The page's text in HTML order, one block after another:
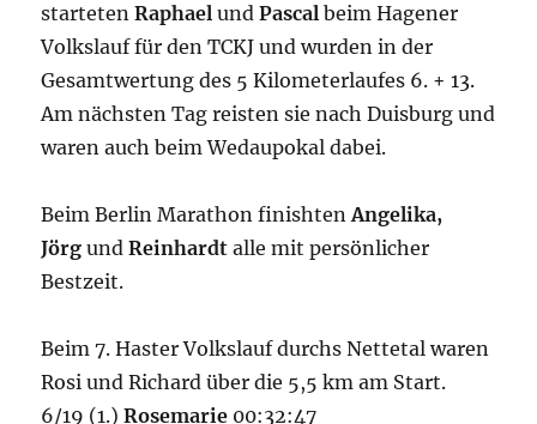
startetenRaphaelund Pascal beim Hagener
Volkslauf für den TCKJ und wurden in der
Gesamtwertung des 5 Kilometerlaufes 6. + 13.
Am nächsten Tag reisten sie nach Duisburg und
waren auch beim Wedaupokal dabei.
Beim Berlin Marathon finishtenAngelika,
Jörgund Reinhardt alle mit persönlicher
Bestzeit.
Beim 7. Haster Volkslauf durchs Nettetal waren
Rosi und Richard über die 5,5 km am Start.
6/19 (1.)Rosemarie 00:32:47